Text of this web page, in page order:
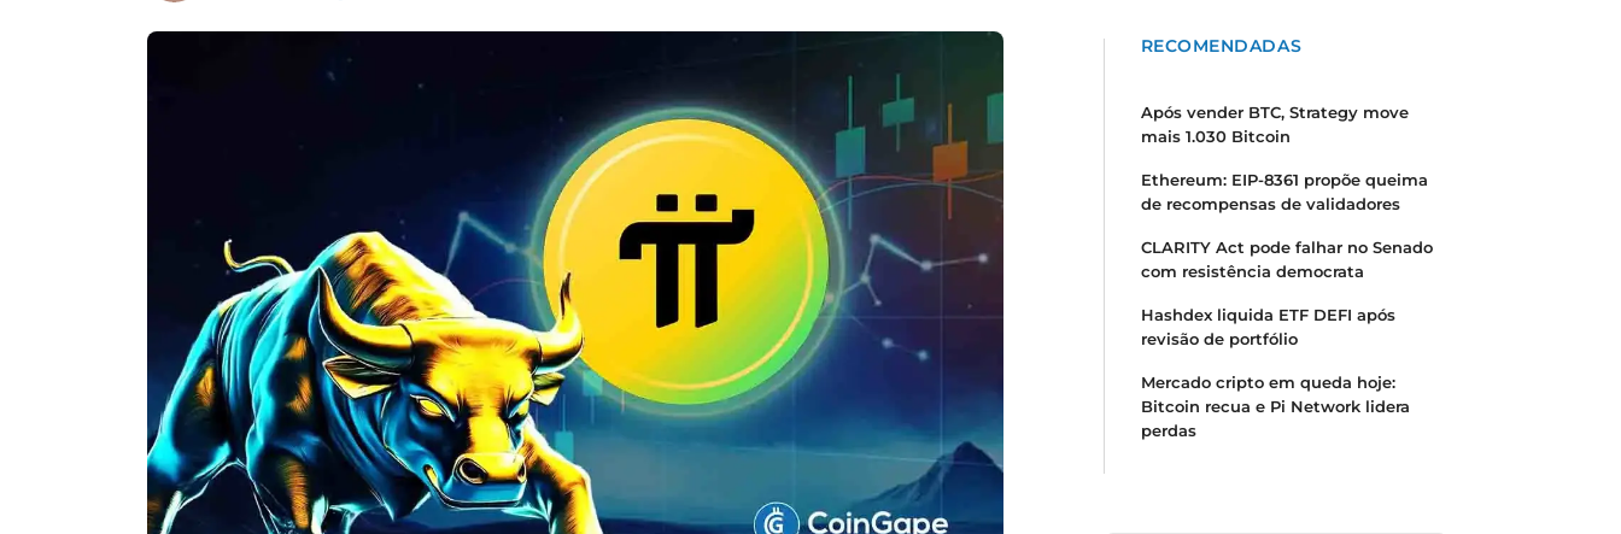
RECOMENDADAS
Após vender BTC, Strategy move
mais 1.030 Bitcoin
Ethereum: EIP-8361 propõe queima
de recompensas de validadores
CLARITY Act pode falhar no Senado
com resistência democrata
Hashdex liquida ETF DEFI após
revisão de portfólio
Mercado cripto em queda hoje:
Bitcoin recua e Pi Network lidera
perdas